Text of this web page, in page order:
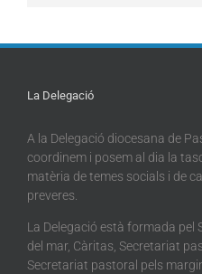
La Delegació
A la Delegació diocesana de
coordinem i posem al dia la
matèria de temes socials i de
preveres.
La Delegació està formada
del mar, Càritas, Secretariat
Secretariat pastoral pels